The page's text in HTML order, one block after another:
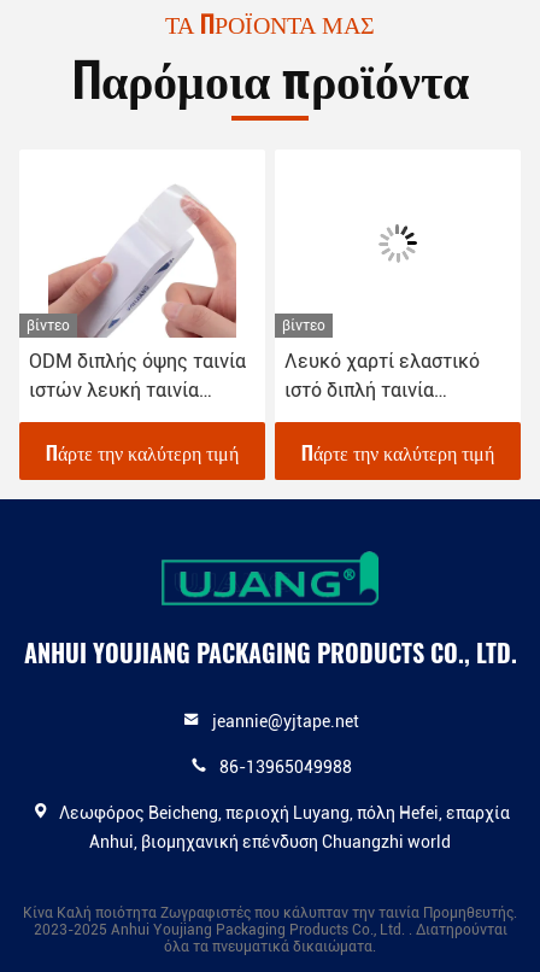
ΤΑ ΠΡΟΪΌΝΤΑ ΜΑΣ
Παρόμοια προϊόντα
βίντεο
ODM διπλής όψης ταινία
ιστών λευκή ταινία
Washi για χειροτεχνία
Πάρτε την καλύτερη τιμή
βίντεο
Λευκό χαρτί ελαστικό
ιστό διπλή ταινία
αυτοκόλλητο για το σπίτι
Γραφείο Σχολή DIY
χειροτεχνία
Πάρτε την καλύτερη τιμή
ANHUI YOUJIANG PACKAGING PRODUCTS CO., LTD.
jeannie@yjtape.net
86-13965049988
Λεωφόρος Beicheng, περιοχή Luyang, πόλη Hefei, επαρχία
Anhui, βιομηχανική επένδυση Chuangzhi world
Κίνα Καλή ποιότητα Ζωγραφιστές που κάλυπταν την ταινία Προμηθευτής.
2023-2025 Anhui Youjiang Packaging Products Co., Ltd. . Διατηρούνται
όλα τα πνευματικά δικαιώματα.